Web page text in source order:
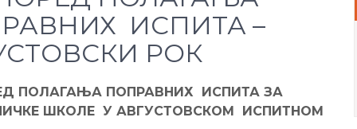
ИСПИТА –
РОК
ПОЛАГАЊА ПОПРАВНИХ ИСПИТА ЗА
ШКОЛЕ У АВГУСТОВСКОМ ИСПИТНОМ